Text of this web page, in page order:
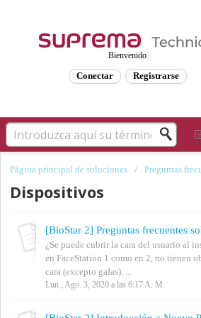
Bienvenido
Conectar Registrarse
Página principal de soluciones Preguntas
Dispositivos
[BioStar 2] Preguntas frecuentes
¿Se puede cubrir la cara del usuario al
en FaceStation 1 como en 2, no tienen
cara (excepto gafas). ...
Lun., Ago. 3, 2020 a las 6:17 A. M.